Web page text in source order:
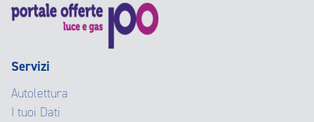
Servizi
Autolettura
I tuoi Dati